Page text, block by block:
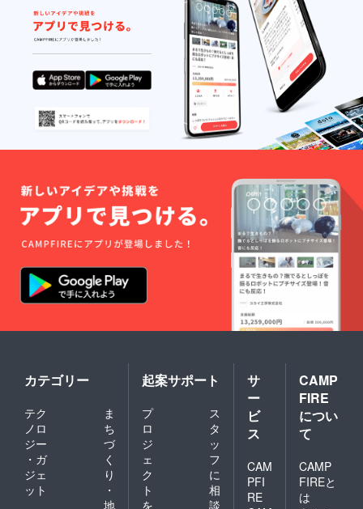
カテゴリー
テク
ノロ
ジー
・ガ
ジェ
ット
ま
ち
づ
く
り
・
地
起案サポート
プ
ロ
ジ
ェ
ク
ト
を
ス
タ
ッ
フ
に
相
談
サ
ー
ビ
ス
CAM
PFI
RE
CAMP
FIRE
につい
て
CAMP
FIREと
は